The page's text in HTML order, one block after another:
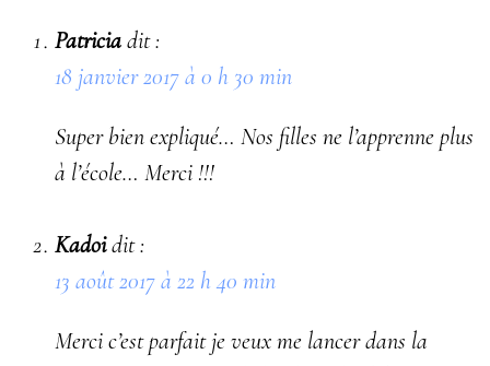
Patriciadit :
18 janvier 2017 à 0 h 30 min
Super bien expliqué… Nos filles ne l’apprenne plus
à l’école… Merci !!!
Kadoidit :
13 août 2017 à 22 h 40 min
Merci c’est parfait je veux me lancer dans la